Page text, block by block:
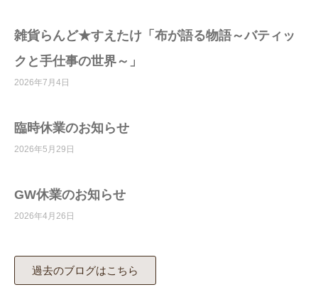
雑貨らんど★すえたけ「布が語る物語～バティッ
クと手仕事の世界～」
2026年7月4日
臨時休業のお知らせ
2026年5月29日
GW休業のお知らせ
2026年4月26日
過去のブログはこちら